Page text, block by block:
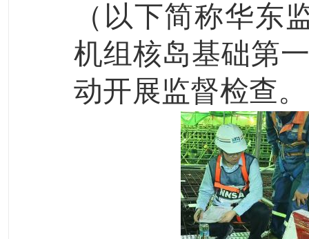
（以下简称华东
机组核岛基础第
动开展监督检查。